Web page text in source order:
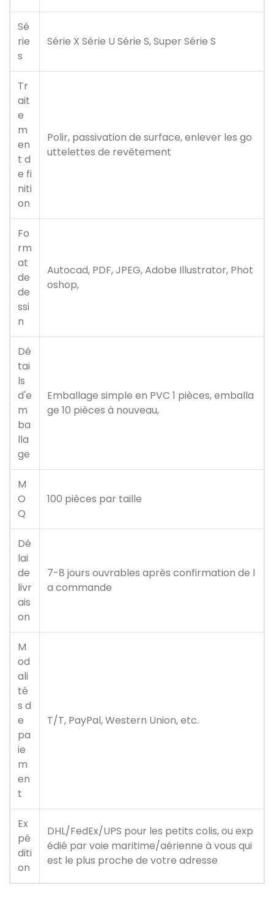
Sé
rie
s
Série X Série U Série S, Super Série S
Tr
ait
e
m
en
t d
e fi
niti
on
Polir, passivation de surface, enlever les go
uttelettes de revêtement
Fo
rm
at
de
de
ssi
n
Autocad, PDF, JPEG, Adobe Illustrator, Phot
oshop,
Dé
tai
ls
d'e
m
ba
lla
ge
Emballage simple en PVC 1 pièces, emballa
ge 10 pièces à nouveau,
M
O
Q
100 pièces par taille
Dé
lai
de
livr
ais
on
7-8 jours ouvrables après confirmation de l
a commande
M
od
ali
té
s d
e
pa
ie
m
en
t
T/T, PayPal, Western Union, etc.
Ex
pé
diti
on
DHL/FedEx/UPS pour les petits colis, ou exp
édié par voie maritime/aérienne à vous qui
est le plus proche de votre adresse